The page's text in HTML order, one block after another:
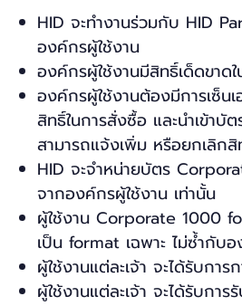
HID จะทำงานร่วมกับ HID
องค์กรผู้ใช้งาน
องค์กรผู้ใช้งานมีสิทธิ์เด็ดขา
องค์กรผู้ใช้งานต้องมีการเซ็
สิทธิ์ในการสั่งซื้อ และนำเข้า
สามารถแจ้งเพิ่ม หรือยกเลิก
HID จะจำหน่ายบัตร
จากองค์กรผู้ใช้งาน เท่านั้น
ผู้ใช้งาน Corporate 1000
เป็น format เฉพาะ ไม่ซ้ำกับ
ผู้ใช้งานแต่ละเจ้า จะได้รับกา
ผู้ใช้งานแต่ละเจ้า จะได้รับก